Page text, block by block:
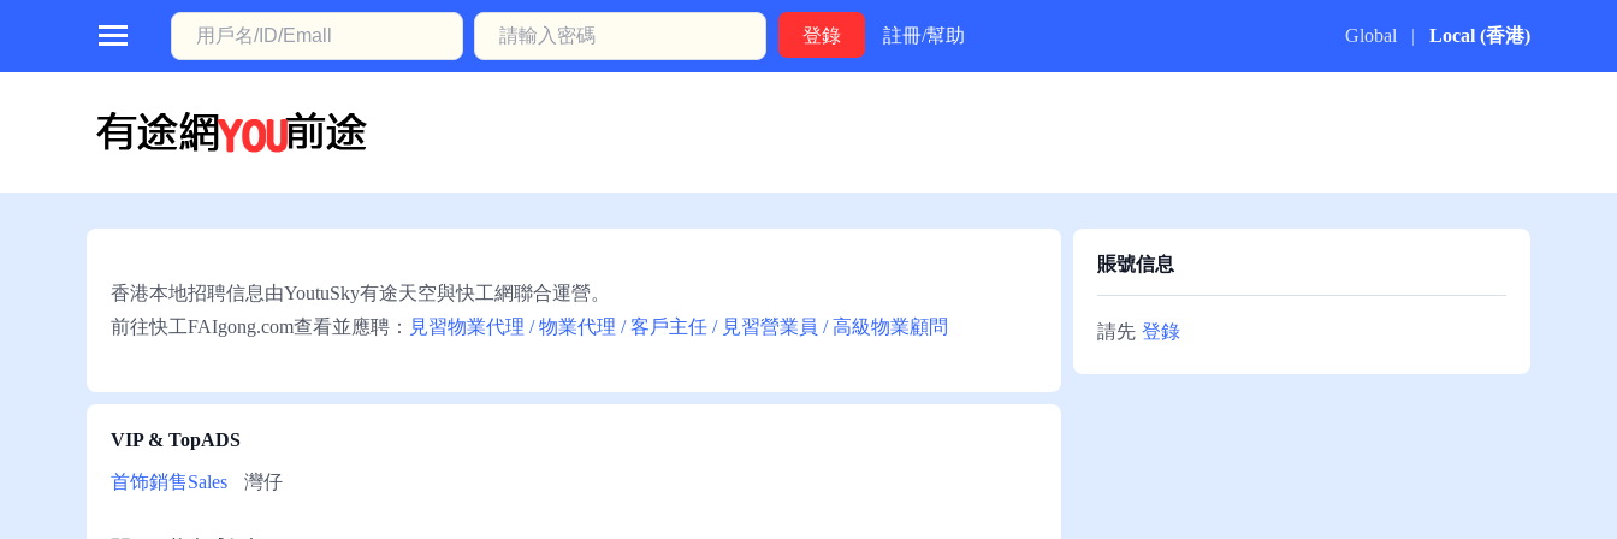
註冊/幫助 Global | Local (香港)
本
香港本地招聘信息由YoutuSky有途天空與快工網聯合運營。
前往快工FAIgong.com查看並應聘： 見習物業代理 / 物業代理 / 客戶主任 / 見習營業員 / 高級物業顧問
VIP & TopADS
首饰銷售Sales 灣仔
賬號信息
請先 登錄